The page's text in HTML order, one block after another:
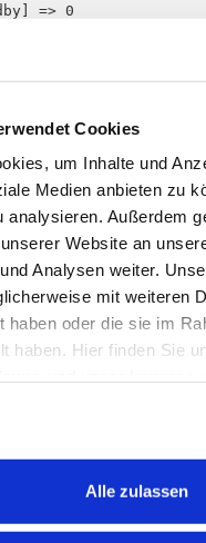
Cookies
um Inhalte und
Medien anbieten zu
analysieren. Außerdem
Website an
Analysen weiter.
mit weiteren
haben oder die sie im
haben. Hier finden Sie
Alle zulassen
=> 0
=> 2016-10-04
0
=> 1
=> 1
1
=> bds
=>
=> {"id":"87"}
=> 1
=> 1